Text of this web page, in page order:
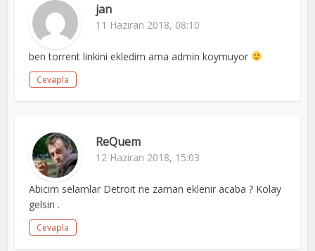
jan
11 Haziran 2018, 08:10
ben torrent linkini ekledim ama admin koymuyor
Cevapla
ReQuem
12 Haziran 2018, 15:03
Abicim selamlar Detroit ne zaman eklenir acaba ? Kolay
gelsin .
Cevapla